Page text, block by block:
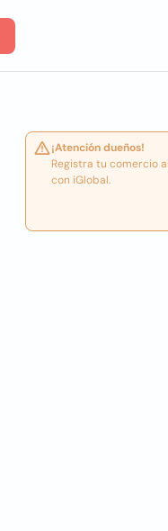
¡Atención dueños!
Registra tu comercio
con iGlobal.